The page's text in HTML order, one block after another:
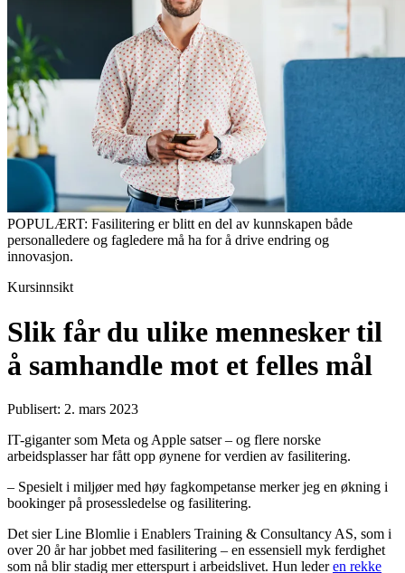
POPULÆRT: Fasilitering er blitt en del av kunnskapen både
personalledere og fagledere må ha for å drive endring og
innovasjon.
Kursinnsikt
Slik får du ulike mennesker til
å samhandle mot et felles mål
Publisert: 2. mars 2023
IT-giganter som Meta og Apple satser – og flere norske
arbeidsplasser har fått opp øynene for verdien av fasilitering.
– Spesielt i miljøer med høy fagkompetanse merker jeg en økning i
bookinger på prosessledelse og fasilitering.
Det sier Line Blomlie i Enablers Training & Consultancy AS, som i
over 20 år har jobbet med fasilitering – en essensiell myk ferdighet
som nå blir stadig mer etterspurt i arbeidslivet. Hun lederen rekke